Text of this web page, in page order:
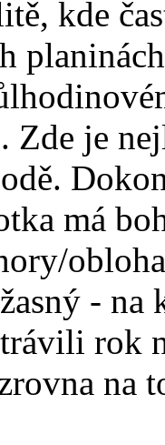
kde
Zde je
má
- na
rok
na